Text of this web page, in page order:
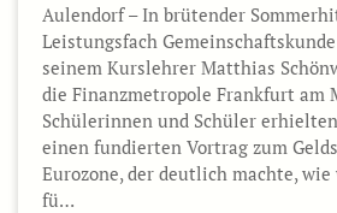
Aulendorf – In brütender
Leistungsfach
seinem Kurslehrer Matthias
die Finanzmetropole Frankfurt am
Schülerinnen und Schüler
einen fundierten Vortrag zum
Eurozone, der deutlich machte, wie
fü…